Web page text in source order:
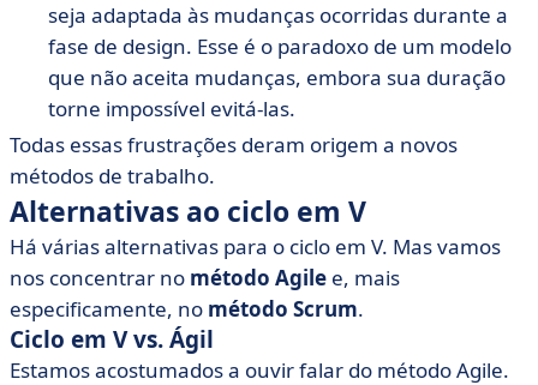
seja adaptada às mudanças ocorridas durante a
fase de design. Esse é o paradoxo de um modelo
que não aceita mudanças, embora sua duração
torne impossível evitá-las.
Todas essas frustrações deram origem a novos
métodos de trabalho.
Alternativas ao ciclo em V
Há várias alternativas para o ciclo em V. Mas vamos
nos concentrar no método Agile e, mais
especificamente, no método Scrum.
Ciclo em V vs. Ágil
Estamos acostumados a ouvir falar do método Agile.